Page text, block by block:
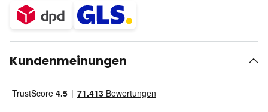
Kundenmeinungen